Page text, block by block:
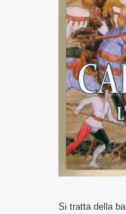
Si tratta della